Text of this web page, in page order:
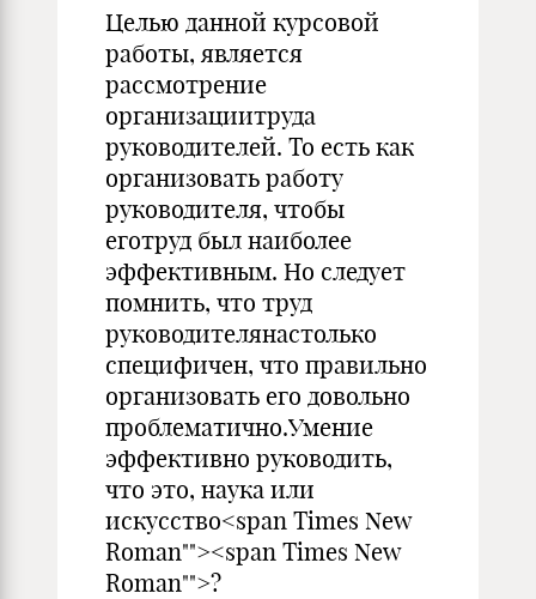
Целью данной курсовой
работы, является
рассмотрение
организациитруда
руководителей. То есть как
организовать работу
руководителя, чтобы
еготруд был наиболее
эффективным. Но следует
помнить, что труд
руководителянастолько
специфичен, что правильно
организовать его довольно
проблематично.Умение
эффективно руководить,
что это, наука или
искусство<span Times New
Roman""><span Times New
Roman"">?